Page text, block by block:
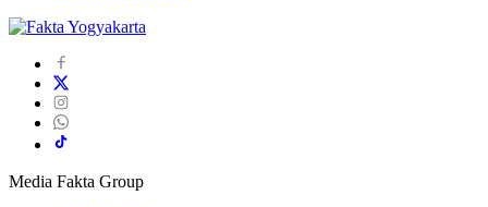
Media Fakta Group